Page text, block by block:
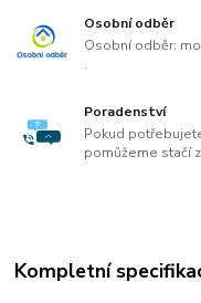
Osobní odběr
Osobní odběr:
.
Poradenství
Pokud
pomůžeme stačí
Kompletní